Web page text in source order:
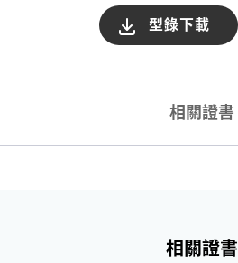
型錄下載
相關證書
相關證書